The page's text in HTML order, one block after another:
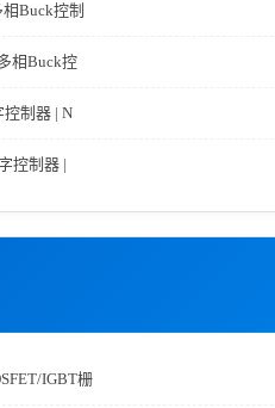
Buck控制
相Buck控
制器 | N
控制器 |
IGBT栅